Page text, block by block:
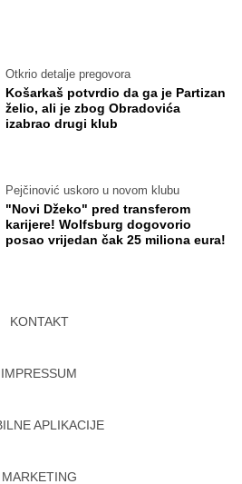
Otkrio detalje pregovora
Košarkaš potvrdio da ga je Partizan
želio, ali je zbog Obradovića
izabrao drugi klub
Pejčinović uskoro u novom klubu
"Novi Džeko" pred transferom
karijere! Wolfsburg dogovorio
posao vrijedan čak 25 miliona eura!
KONTAKT
IMPRESSUM
APLIKACIJE
MARKETING